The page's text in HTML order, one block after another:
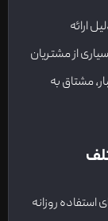
از مشتریان
مشتاق به
روزانه